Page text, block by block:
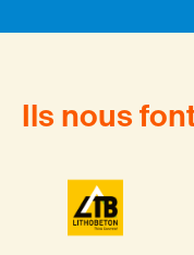
Ils nous